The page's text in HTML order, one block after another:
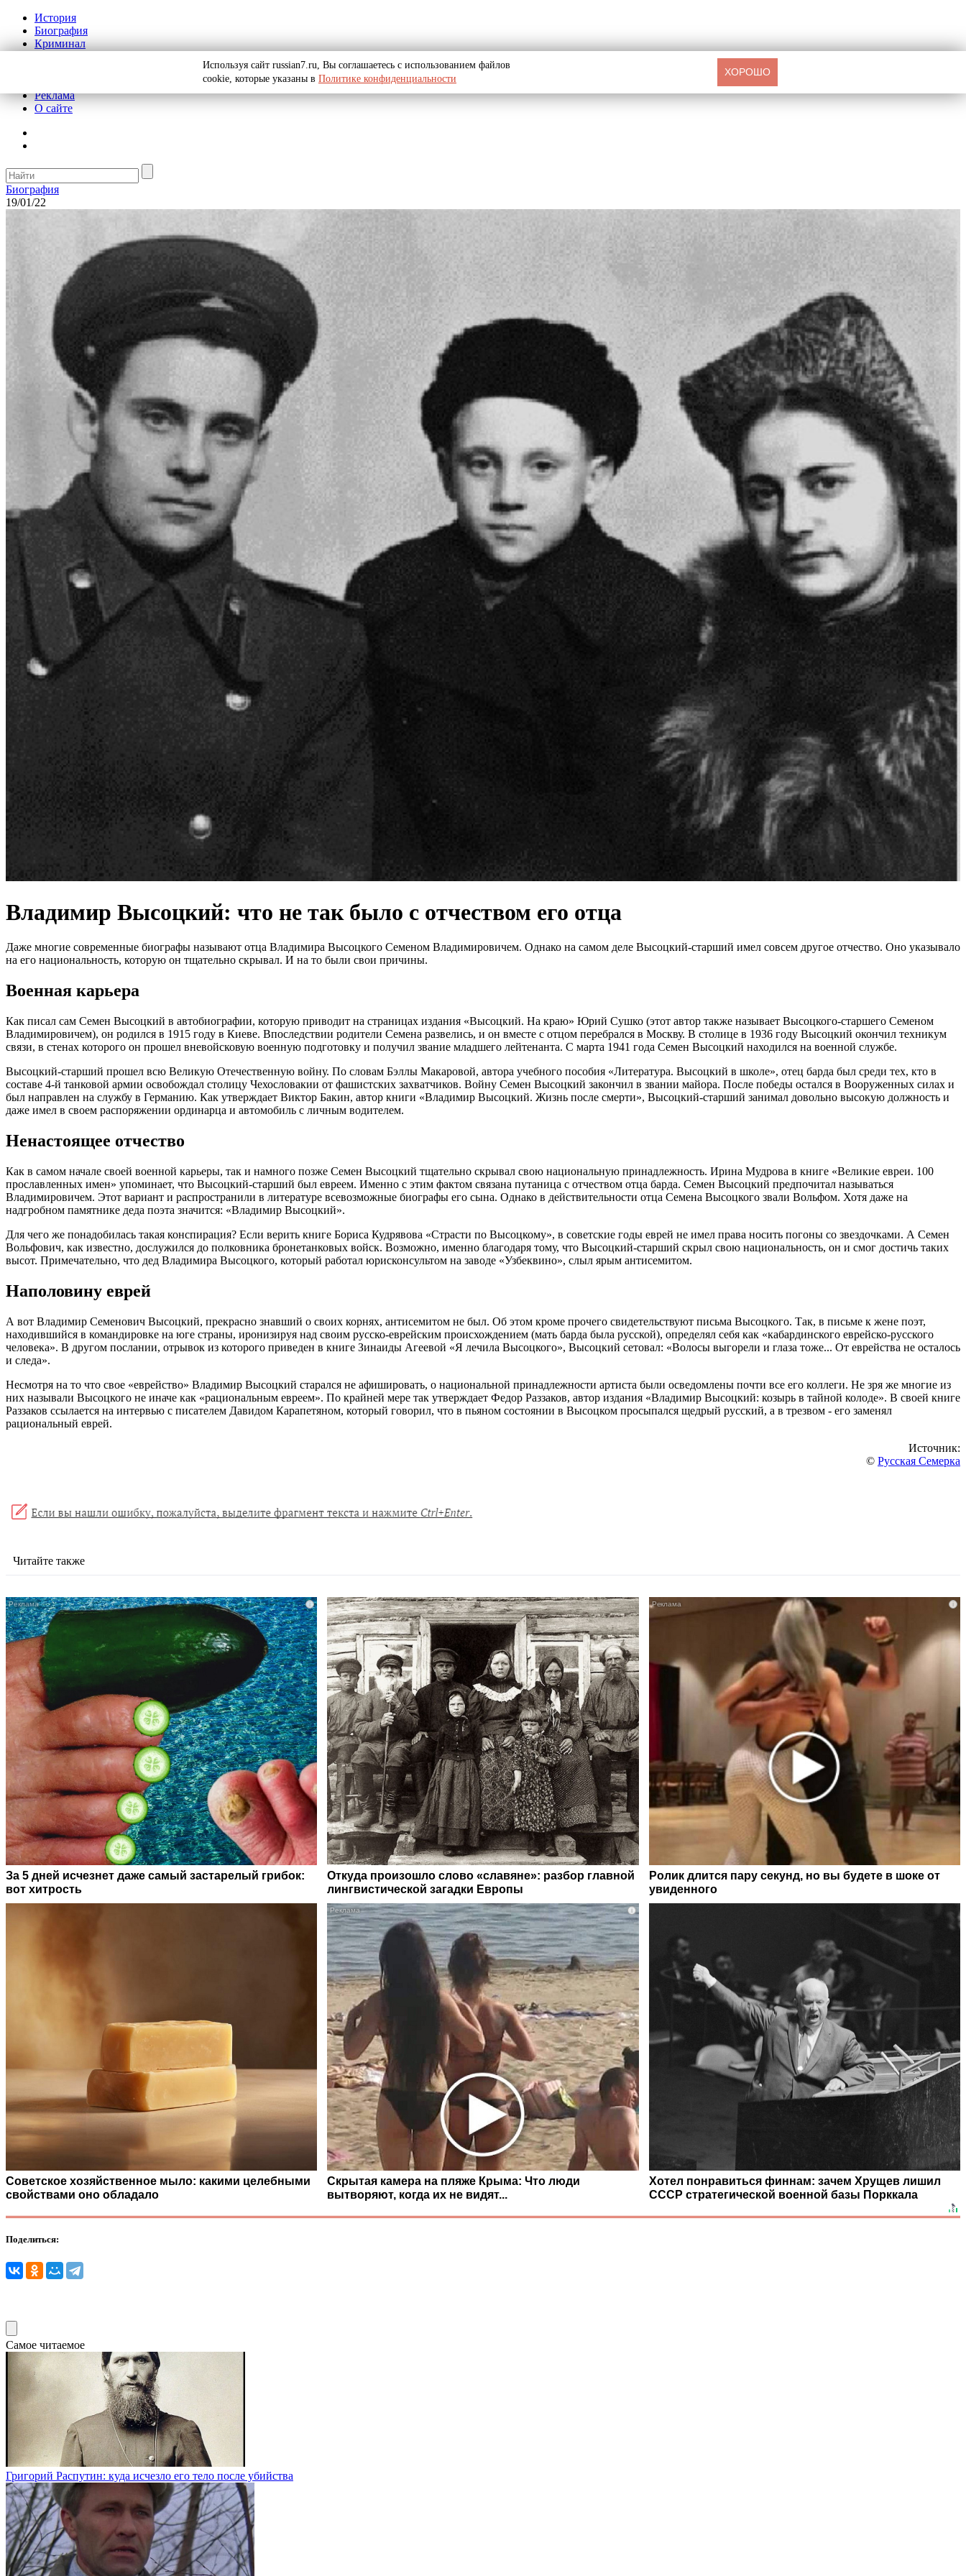
История
Биография
Криминал
Реклама
О сайте
Биография
19/01/22
Владимир Высоцкий: что не так было с отчеством его отца
Даже многие современные биографы называют отца Владимира Высоцкого Семеном Владимировичем. Однако на самом деле Высоцкий-старший имел совсем другое отчество. Оно указывало
на его национальность, которую он тщательно скрывал. И на то были свои причины.
Военная карьера
Как писал сам Семен Высоцкий в автобиографии, которую приводит на страницах издания «Высоцкий. На краю» Юрий Сушко (этот автор также называет Высоцкого-старшего Семеном
Владимировичем), он родился в 1915 году в Киеве. Впоследствии родители Семена развелись, и он вместе с отцом перебрался в Москву. В столице в 1936 году Высоцкий окончил техникум
связи, в стенах которого он прошел вневойсковую военную подготовку и получил звание младшего лейтенанта. С марта 1941 года Семен Высоцкий находился на военной службе.
Высоцкий-старший прошел всю Великую Отечественную войну. По словам Бэллы Макаровой, автора учебного пособия «Литература. Высоцкий в школе», отец барда был среди тех, кто в
составе 4-й танковой армии освобождал столицу Чехословакии от фашистских захватчиков. Войну Семен Высоцкий закончил в звании майора. После победы остался в Вооруженных силах и
был направлен на службу в Германию. Как утверждает Виктор Бакин, автор книги «Владимир Высоцкий. Жизнь после смерти», Высоцкий-старший занимал довольно высокую должность и
даже имел в своем распоряжении ординарца и автомобиль с личным водителем.
Ненастоящее отчество
Как в самом начале своей военной карьеры, так и намного позже Семен Высоцкий тщательно скрывал свою национальную принадлежность. Ирина Мудрова в книге «Великие евреи. 100
прославленных имен» упоминает, что Высоцкий-старший был евреем. Именно с этим фактом связана путаница с отчеством отца барда. Семен Высоцкий предпочитал называться
Владимировичем. Этот вариант и распространили в литературе всевозможные биографы его сына. Однако в действительности отца Семена Высоцкого звали Вольфом. Хотя даже на
надгробном памятнике деда поэта значится: «Владимир Высоцкий».
Для чего же понадобилась такая конспирация? Если верить книге Бориса Кудрявова «Страсти по Высоцкому», в советские годы еврей не имел права носить погоны со звездочками. А Семен
Вольфович, как известно, дослужился до полковника бронетанковых войск. Возможно, именно благодаря тому, что Высоцкий-старший скрыл свою национальность, он и смог достичь таких
высот. Примечательно, что дед Владимира Высоцкого, который работал юрисконсультом на заводе «Узбеквино», слыл ярым антисемитом.
Наполовину еврей
А вот Владимир Семенович Высоцкий, прекрасно знавший о своих корнях, антисемитом не был. Об этом кроме прочего свидетельствуют письма Высоцкого. Так, в письме к жене поэт,
находившийся в командировке на юге страны, иронизируя над своим русско-еврейским происхождением (мать барда была русской), определял себя как «кабардинского еврейско-русского
человека». В другом послании, отрывок из которого приведен в книге Зинаиды Агеевой «Я лечила Высоцкого», Высоцкий сетовал: «Волосы выгорели и глаза тоже... От еврейства не осталось
и следа».
Несмотря на то что свое «еврейство» Владимир Высоцкий старался не афишировать, о национальной принадлежности артиста были осведомлены почти все его коллеги. Не зря же многие из
них называли Высоцкого не иначе как «рациональным евреем». По крайней мере так утверждает Федор Раззаков, автор издания «Владимир Высоцкий: козырь в тайной колоде». В своей книге
Раззаков ссылается на интервью с писателем Давидом Карапетяном, который говорил, что в пьяном состоянии в Высоцком просыпался щедрый русский, а в трезвом - его заменял
рациональный еврей.
Источник:
© Русская Семерка
Читайте также
i
За 5 дней исчезнет даже самый застарелый грибок:
вот хитрость
Откуда произошло слово «славяне»: разбор главной
лингвистической загадки Европы
i
Ролик длится пару секунд, но вы будете в шоке от
увиденного
Советское хозяйственное мыло: какими целебными
свойствами оно обладало
i
Скрытая камера на пляже Крыма: Что люди
вытворяют, когда их не видят...
Хотел понравиться финнам: зачем Хрущев лишил
СССР стратегической военной базы Порккала
Поделиться:
Самое читаемое
Григорий Распутин: куда исчезло его тело после убийства
Используя сайт russian7.ru, Вы соглашаетесь с использованием файлов
cookie, которые указаны в Политике конфиденциальности
ХОРОШО